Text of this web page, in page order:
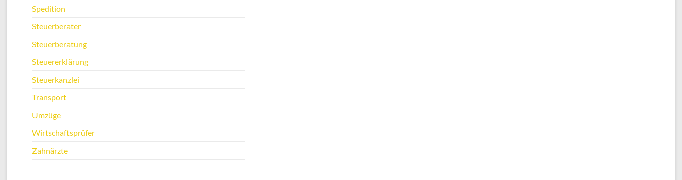
Spedition
Steuerberater
Steuerberatung
Steuererklärung
Steuerkanzlei
Transport
Umzüge
Wirtschaftsprüfer
Zahnärzte